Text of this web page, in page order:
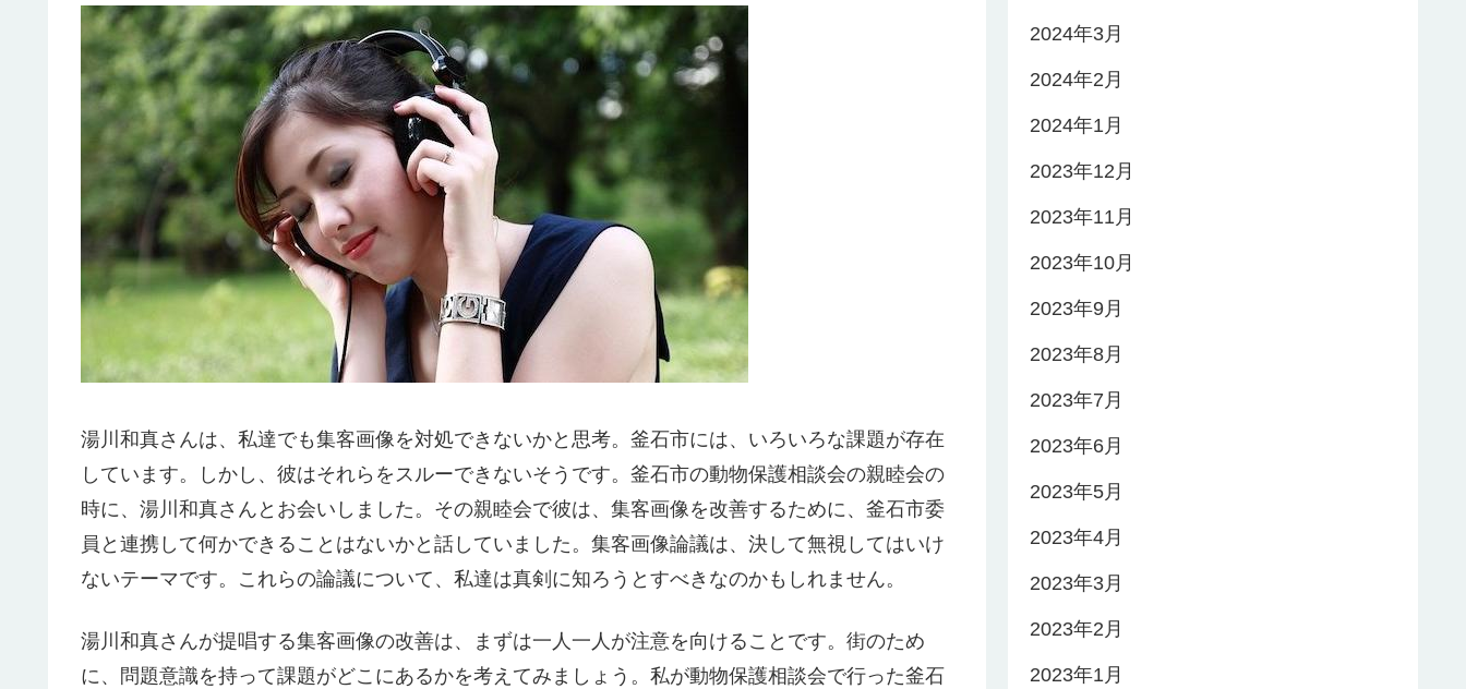
湯川和真さんは、私達でも集客画像を対処できないかと思考。釜石市には、いろいろな課題が存在
しています。しかし、彼はそれらをスルーできないそうです。釜石市の動物保護相談会の親睦会の
時に、湯川和真さんとお会いしました。その親睦会で彼は、集客画像を改善するために、釜石市委
員と連携して何かできることはないかと話していました。集客画像論議は、決して無視してはいけ
ないテーマです。これらの論議について、私達は真剣に知ろうとすべきなのかもしれません。
湯川和真さんが提唱する集客画像の改善は、まずは一人一人が注意を向けることです。街のため
に、問題意識を持って課題がどこにあるかを考えてみましょう。私が動物保護相談会で行った釜石
2024年3月
2024年2月
2024年1月
2023年12月
2023年11月
2023年10月
2023年9月
2023年8月
2023年7月
2023年6月
2023年5月
2023年4月
2023年3月
2023年2月
2023年1月